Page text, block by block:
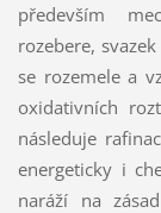
především
rozebere,
se rozemele a
oxidativních
následuje
energeticky i
naráží na